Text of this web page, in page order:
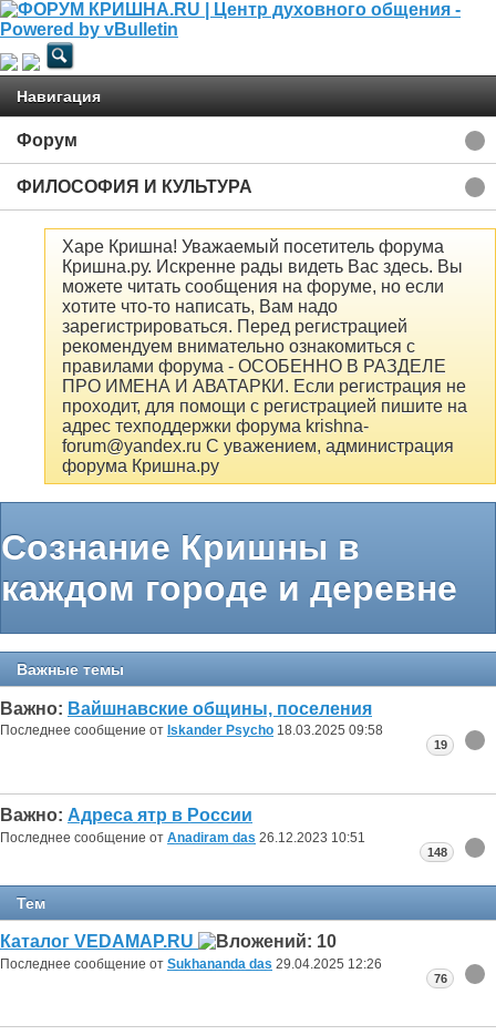
Навигация
Форум
ФИЛОСОФИЯ И КУЛЬТУРА
Харе Кришна! Уважаемый посетитель форума
Кришна.ру. Искренне рады видеть Вас здесь. Вы
можете читать сообщения на форуме, но если
хотите что-то написать, Вам надо
зарегистрироваться. Перед регистрацией
рекомендуем внимательно ознакомиться с
правилами форума - ОСОБЕННО В РАЗДЕЛЕ
ПРО ИМЕНА И АВАТАРКИ. Если регистрация не
проходит, для помощи с регистрацией пишите на
адрес техподдержки форума krishna-
forum@yandex.ru С уважением, администрация
форума Кришна.ру
Сознание Кришны в
каждом городе и деревне
Важные темы
Важно: Вайшнавские общины, поселения
Последнее сообщение от Iskander Psycho 18.03.2025 09:58
19
Важно: Адреса ятр в России
Последнее сообщение от Anadiram das 26.12.2023 10:51
148
Тем
Каталог VEDAMAP.RU
Последнее сообщение от Sukhananda das 29.04.2025 12:26
76